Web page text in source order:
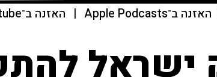
האזנה ב־Apple Podcasts | האזנה ב־youtube
ישראל